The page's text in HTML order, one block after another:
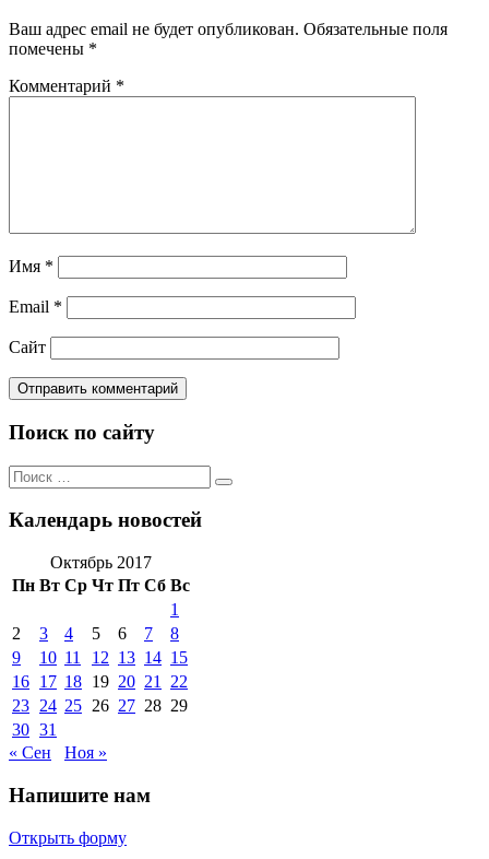
Ваш адрес email не будет опубликован. Обязательные поля
помечены *
Комментарий *
Имя *
Email *
Сайт
Поиск по сайту
Поиск
по:
Поиск
Календарь новостей
Октябрь 2017
Пн Вт Ср Чт Пт Сб Вс
1
2
3 4 5 6 7
8
9
10 11 12 13 14 15
16 17 18 19 20 21
22
23 24 25 26 27 28 29
30 31
« Сен
Ноя »
Напишите нам
Открыть форму